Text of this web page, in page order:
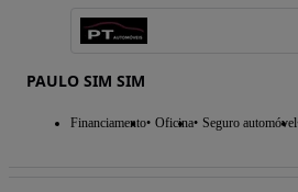
PAULO SIM SIM
Financiamento Oficina Seguro automóvel